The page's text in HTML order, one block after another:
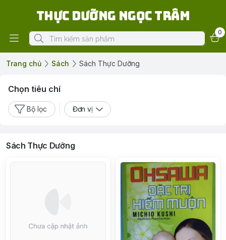
Thực Dưỡng Ngọc Trâm
0
Trang chủ Sách Sách Thực Dưỡng
Chọn tiêu chí
Bộ lọc Đơn vị
Sách Thực Dưỡng